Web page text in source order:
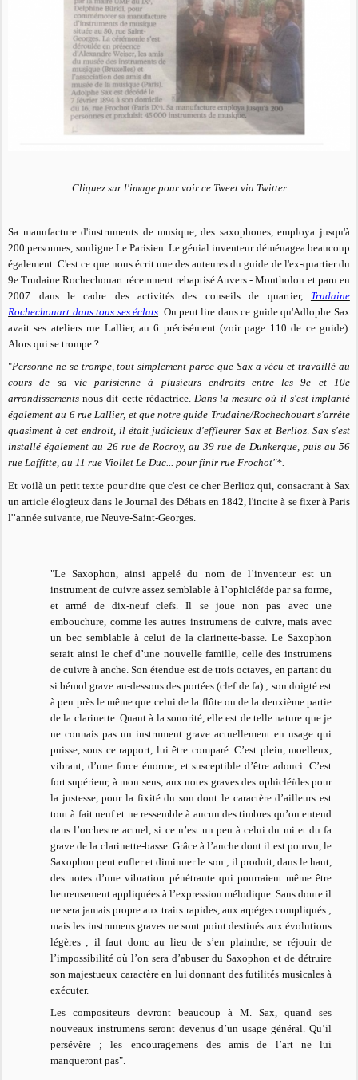
Cliquez sur l'image pour voir ce Tweet via Twitter
Sa manufacture d'instruments de musique, des saxophones, employa jusqu'à
200 personnes, souligne Le Parisien. Le génial inventeur déménagea beaucoup
également. C'est ce que nous écrit une des auteures du guide de l'ex-quartier du
9e Trudaine Rochechouart récemment rebaptisé Anvers - Montholon et paru en
2007 dans le cadre des activités des conseils de quartier, Trudaine
Rochechouart dans tous ses éclats. On peut lire dans ce guide qu'Adlophe Sax
avait ses ateliers rue Lallier, au 6 précisément (voir page 110 de ce guide).
Alors qui se trompe ?
"Personne ne se trompe, tout simplement parce que Sax a vécu et travaillé au
cours de sa vie parisienne à plusieurs endroits entre les 9e et 10e
arrondissements nous dit cette rédactrice. Dans la mesure où il s'est implanté
également au 6 rue Lallier, et que notre guide Trudaine/Rochechouart s'arrête
quasiment à cet endroit, il était judicieux d'effleurer Sax et Berlioz. Sax s'est
installé également au 26 rue de Rocroy, au 39 rue de Dunkerque, puis au 56
rue Laffitte, au 11 rue Viollet Le Duc... pour finir rue Frochot"*.
Et voilà un petit texte pour dire que c'est ce cher Berlioz qui, consacrant à Sax
un article élogieux dans le Journal des Débats en 1842, l'incite à se fixer à Paris
l'’année suivante, rue Neuve-Saint-Georges.
"Le Saxophon, ainsi appelé du nom de l’inventeur est un
instrument de cuivre assez semblable à l’ophicléïde par sa forme,
et armé de dix-neuf clefs. Il se joue non pas avec une
embouchure, comme les autres instrumens de cuivre, mais avec
un bec semblable à celui de la clarinette-basse. Le Saxophon
serait ainsi le chef d’une nouvelle famille, celle des instrumens
de cuivre à anche. Son étendue est de trois octaves, en partant du
si bémol grave au-dessous des portées (clef de fa) ; son doigté est
à peu près le même que celui de la flûte ou de la deuxième partie
de la clarinette. Quant à la sonorité, elle est de telle nature que je
ne connais pas un instrument grave actuellement en usage qui
puisse, sous ce rapport, lui être comparé. C’est plein, moelleux,
vibrant, d’une force énorme, et susceptible d’être adouci. C’est
fort supérieur, à mon sens, aux notes graves des ophicléïdes pour
la justesse, pour la fixité du son dont le caractère d’ailleurs est
tout à fait neuf et ne ressemble à aucun des timbres qu’on entend
dans l’orchestre actuel, si ce n’est un peu à celui du mi et du fa
grave de la clarinette-basse. Grâce à l’anche dont il est pourvu, le
Saxophon peut enfler et diminuer le son ; il produit, dans le haut,
des notes d’une vibration pénétrante qui pourraient même être
heureusement appliquées à l’expression mélodique. Sans doute il
ne sera jamais propre aux traits rapides, aux arpéges compliqués ;
mais les instrumens graves ne sont point destinés aux évolutions
légères ; il faut donc au lieu de s’en plaindre, se réjouir de
l’impossibilité où l’on sera d’abuser du Saxophon et de détruire
son majestueux caractère en lui donnant des futilités musicales à
exécuter.
Les compositeurs devront beaucoup à M. Sax, quand ses
nouveaux instrumens seront devenus d’un usage général. Qu’il
persévère ; les encouragemens des amis de l’art ne lui
manqueront pas".